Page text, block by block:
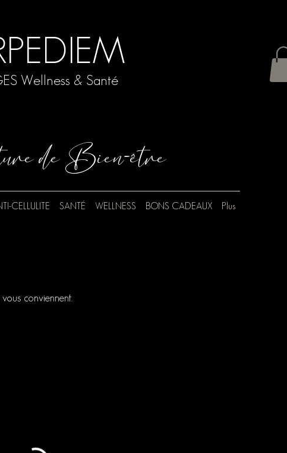
Wellness & Santé
de Bien-être
CELLULITE SANTÉ WELLNESS BONS CADEAUX Plus
conviennent.